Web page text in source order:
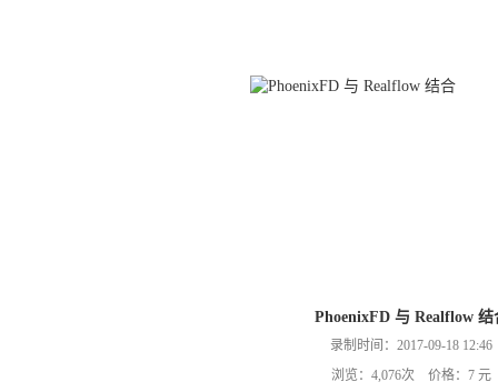
PhoenixFD 与 Realflow 结
录制时间：2017-09-18 12:46
浏览：4,076次 价格：7 元